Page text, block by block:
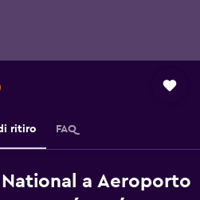
ritiro FAQ
a Aeroporto